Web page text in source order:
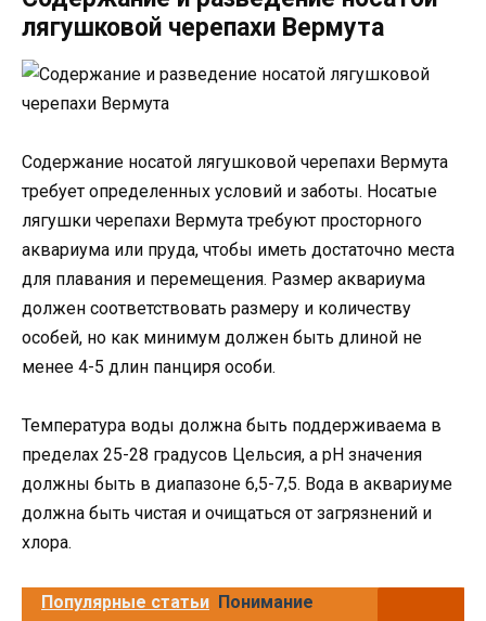
лягушковой черепахи Вермута
Содержание носатой лягушковой черепахи Вермута
требует определенных условий и заботы. Носатые
лягушки черепахи Вермута требуют просторного
аквариума или пруда, чтобы иметь достаточно места
для плавания и перемещения. Размер аквариума
должен соответствовать размеру и количеству
особей, но как минимум должен быть длиной не
менее 4-5 длин панциря особи.
Температура воды должна быть поддерживаема в
пределах 25-28 градусов Цельсия, а pH значения
должны быть в диапазоне 6,5-7,5. Вода в аквариуме
должна быть чистая и очищаться от загрязнений и
хлора.
Популярные статьи Понимание